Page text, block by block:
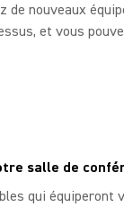
nouveaux
et vous
salle de
qui équiperont